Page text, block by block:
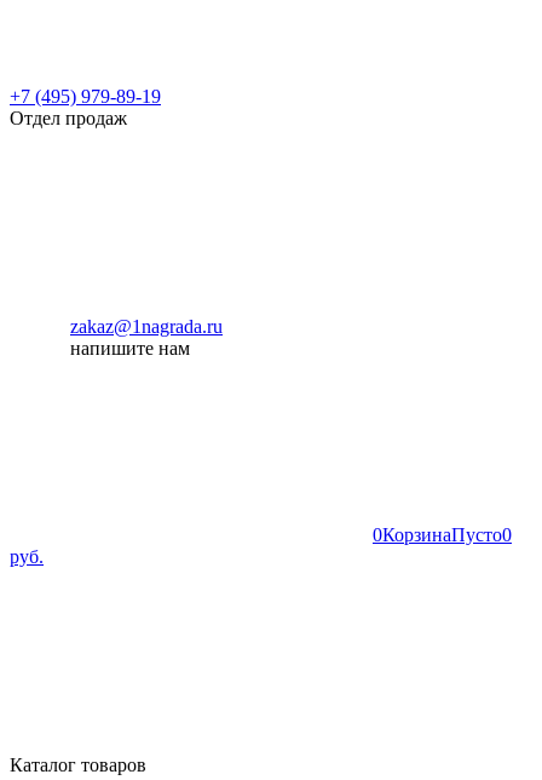
+7 (495) 979-89-19
Отдел продаж
zakaz@1nagrada.ru
напишите нам
0КорзинаПусто0
руб.
Каталог товаров